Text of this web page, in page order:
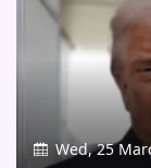
Wed, 25